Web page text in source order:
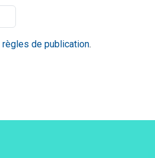
règles de publication.